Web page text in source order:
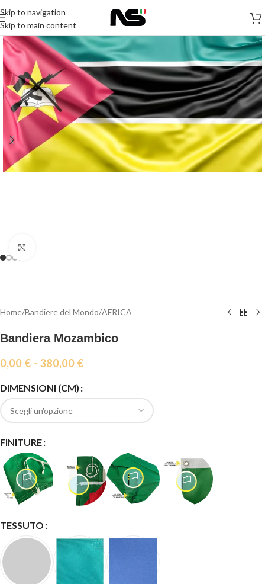
Skip to navigation
Skip to main content
Home/Bandiere del Mondo/AFRICA
Bandiera Mozambico
0,00 € - 380,00 €
DIMENSIONI (CM)
FINITURE
TESSUTO